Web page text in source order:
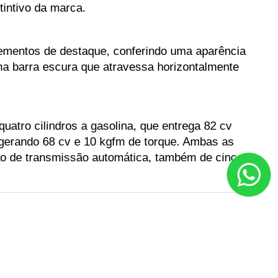
da marca.
de destaque, conferindo uma aparência
barra escura que atravessa horizontalmente
cilindros a gasolina, que entrega 82 cv
68 cv e 10 kgfm de torque. Ambas as
de transmissão automática, também de cinco